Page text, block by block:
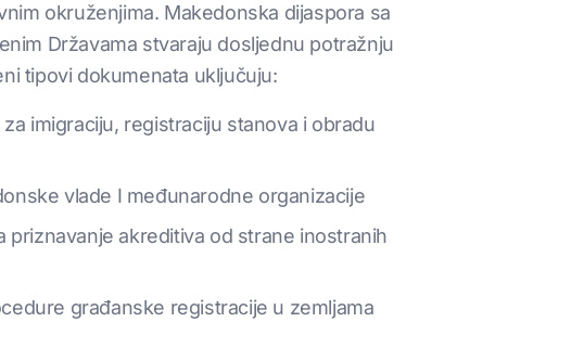
okruženjima. Makedonska dijaspora sa
Državama stvaraju dosljednu potražnju
tipovi dokumenata uključuju:
imigraciju, registraciju stanova i obradu
vlade I međunarodne organizacije
priznavanje akreditiva od strane inostranih
građanske registracije u zemljama